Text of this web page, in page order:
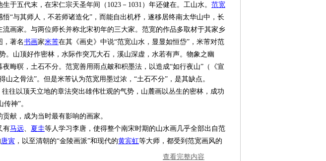
五代末，在宋仁宗天圣年间（1023－1031）年还健在。工山水。 范宽
悟“与其师人，不若师诸造化”，而能自出机杼，遂移居终南太华山中，长
画家。与两位师长并称北宋初年的三大家。范宽的作品多取材于其家乡
，著名书画家米芾在其《画史》中说“范宽山水，显显如恒岱”，米芾对范
山顶好作密林，水际作突兀大石，溪山深虚，水若有声。物象之幽
晦暝，土石不分。范宽善用雨点皴和积墨法，以造成“如行夜山”（《宣
之骨法”。但是米芾认为范宽用墨过浓，“土石不分”，是其缺点。
往以顶天立地的章法突出雄伟壮观的气势，山麓画以丛生的密林，成功
神”。
献，成为当时最有影响的画家。
有马远、 夏圭等人学习李唐，使得整个南宋时期的山水画几乎全部出自范
唐寅 ，以至清朝的“金陵画派”和现代的黄宾虹等大师，都受到范宽画风的
查看完整内容